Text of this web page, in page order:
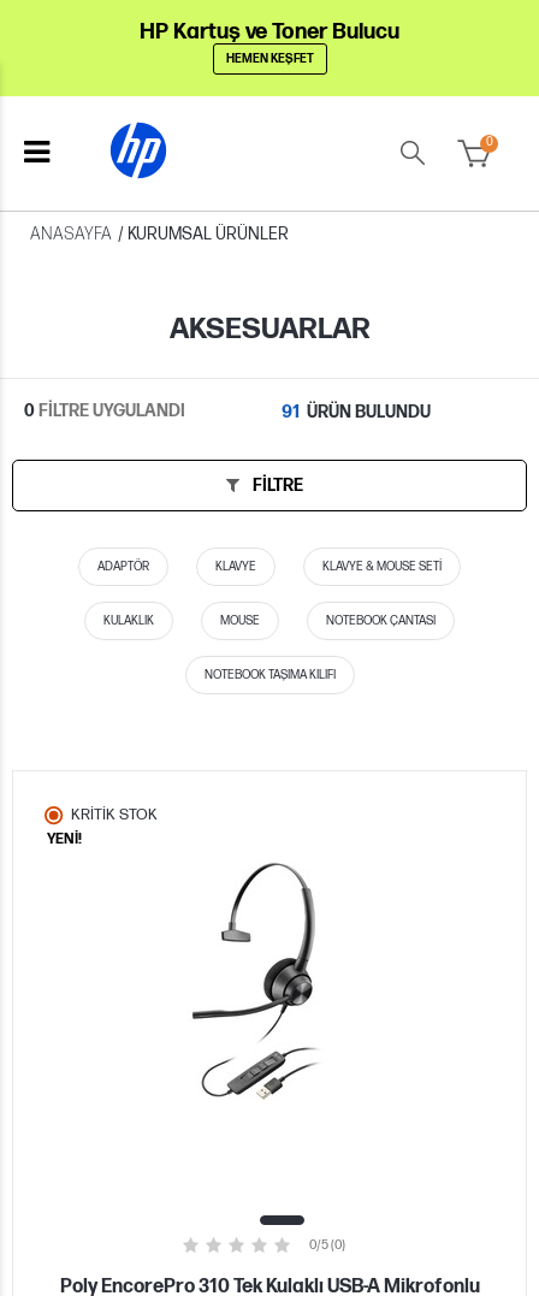
HP Kartuş ve Toner Bulucu
HEMEN KEŞFET
0
ANASAYFA / KURUMSAL ÜRÜNLER
AKSESUARLAR
0 FİLTRE UYGULANDI 91 ÜRÜN BULUNDU
FILTRE
ADAPTÖR KLAVYE KLAVYE & MOUSE SETI
KULAKLIK MOUSE NOTEBOOK ÇANTASI
NOTEBOOK TAŞIMA KILIFI
KRİTİK STOK
YENİ!
0/5 (0)
Poly EncorePro 310 Tek Kulaklı USB-A Mikrofonlu